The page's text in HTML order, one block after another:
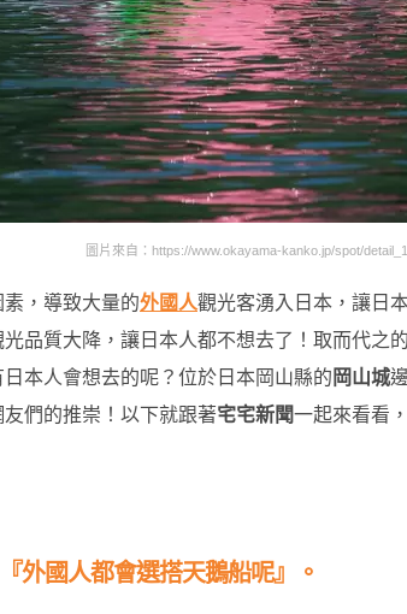
圖片來自：https://www.okayama-kanko.jp/spot/
，導致大量的外國人觀光客湧入日本，讓日
品質大降，讓日本人都不想去了！取而代之
本人會想去的呢？位於日本岡山縣的 岡山城
們的推崇！以下就跟著宅宅新聞一起來看看
外國人都會選搭天鵝船呢』。